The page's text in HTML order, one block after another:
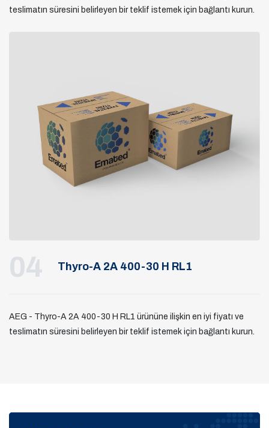
teslimatın süresini belirleyen bir teklif istemek için bağlantı kurun.
04 Thyro-A 2A 400-30 H RL1
AEG - Thyro-A 2A 400-30 H RL1 ürününe ilişkin en iyi fiyatı ve
teslimatın süresini belirleyen bir teklif istemek için bağlantı kurun.